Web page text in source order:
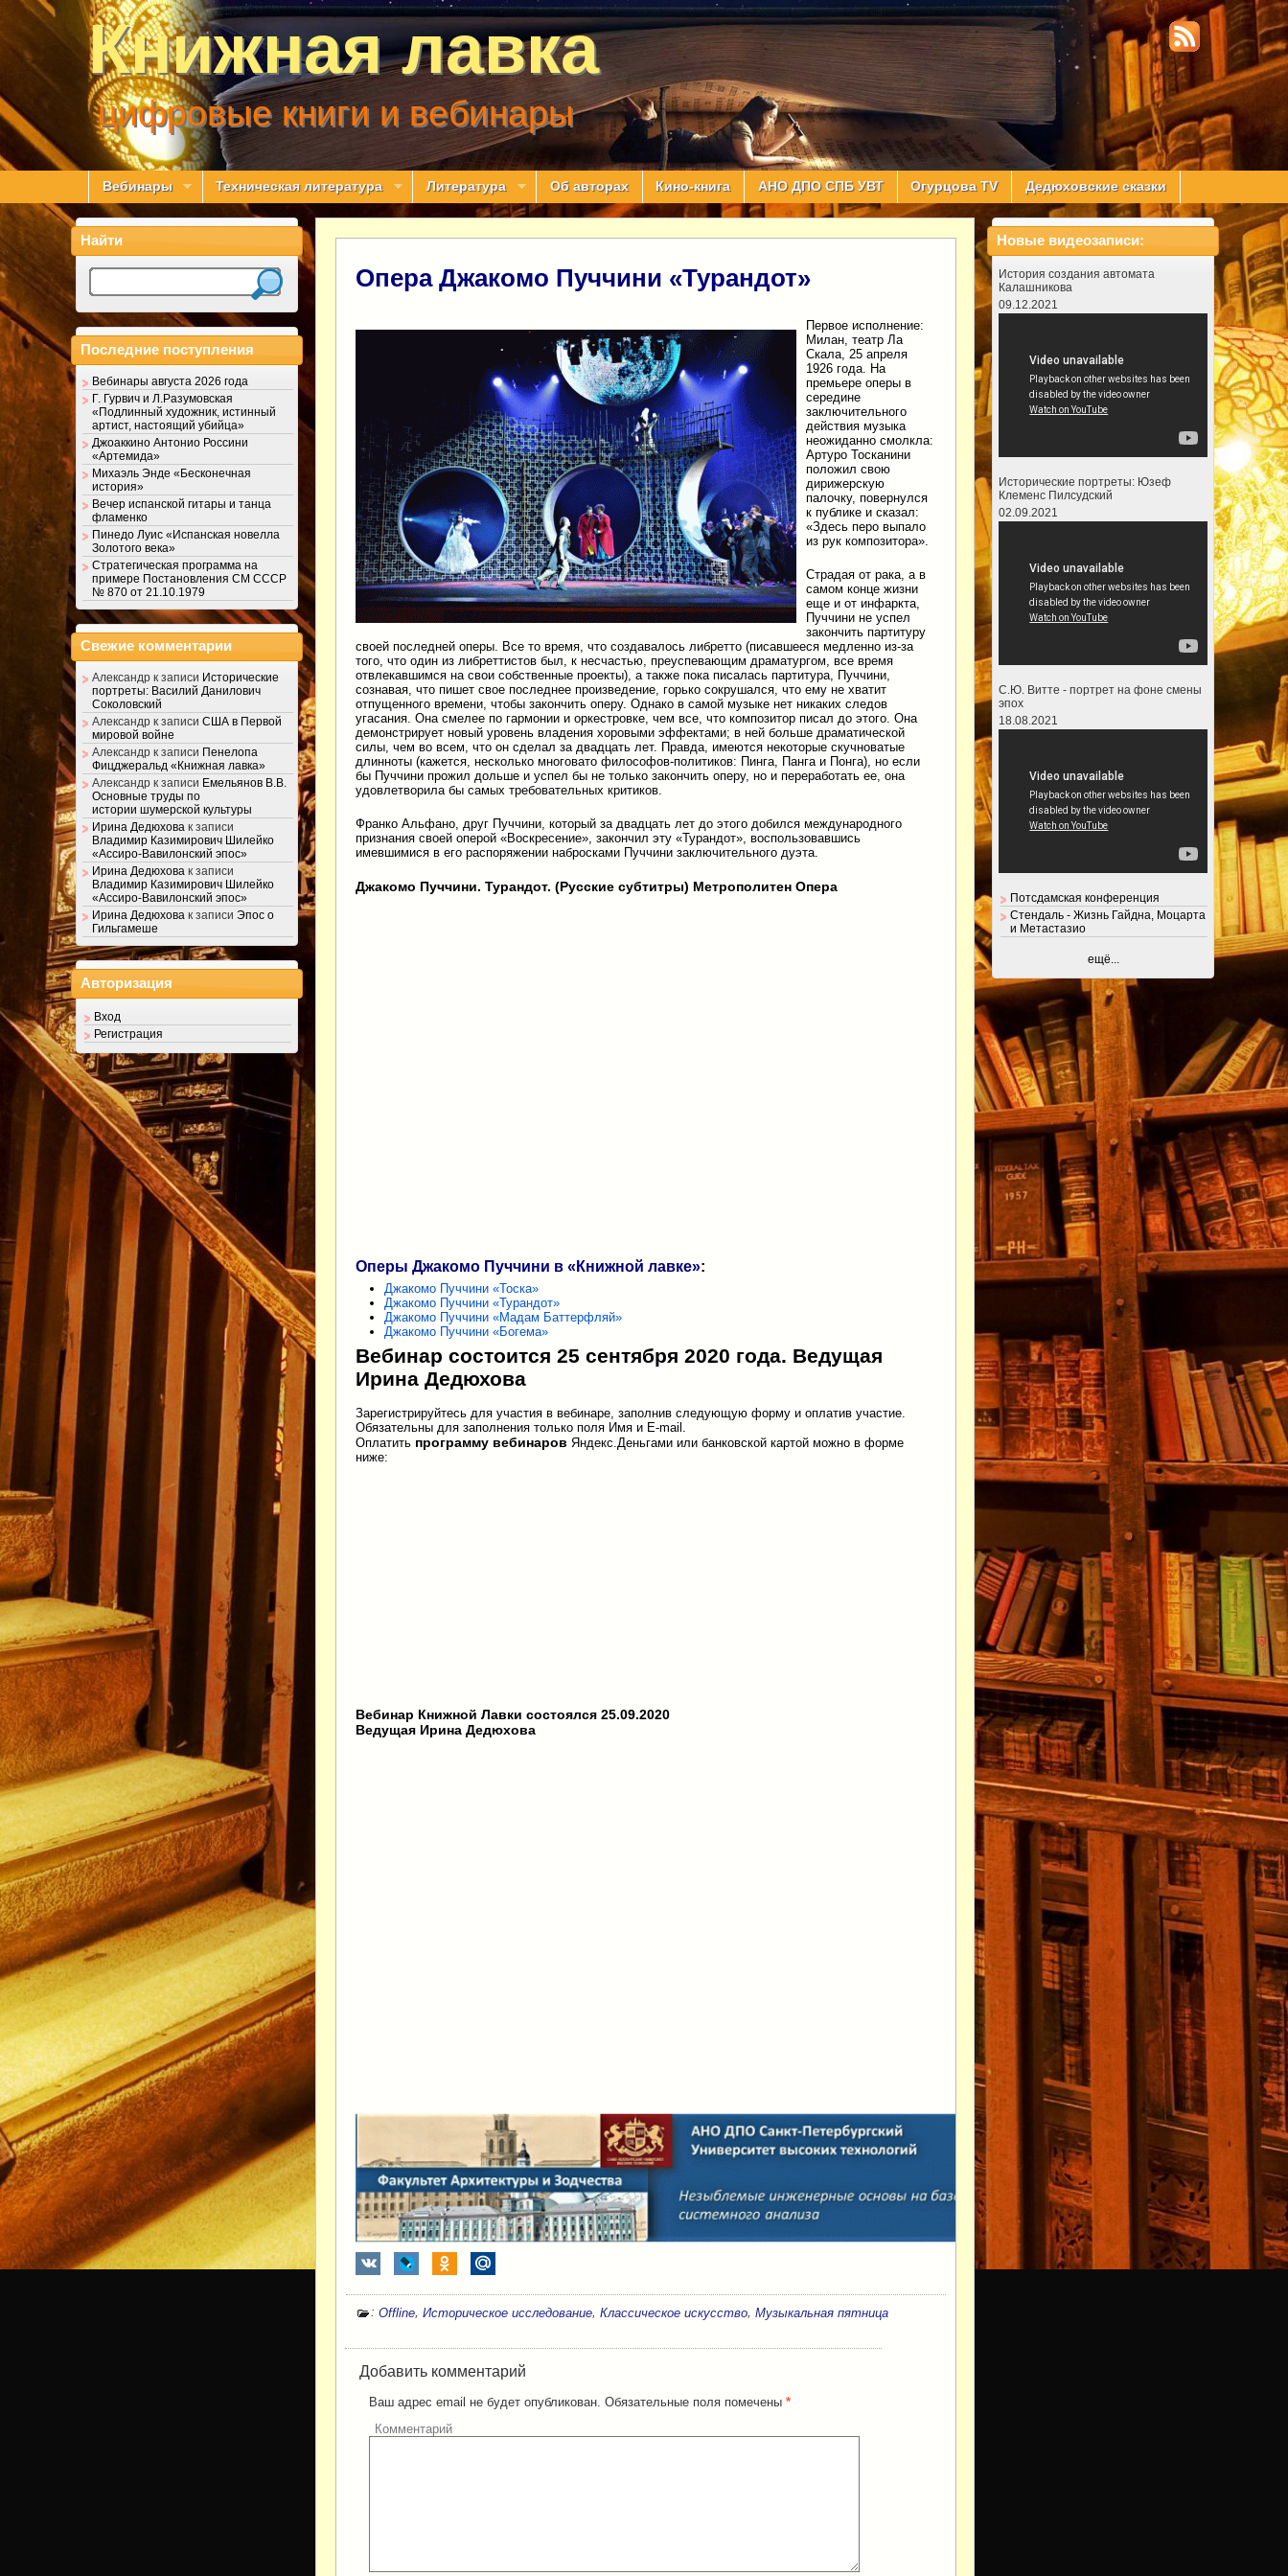
Книжная лавка
цифровые книги и вебинары
Вебинары Техническая литература Литература Об авторах Кино-книга АНО ДПО СПБ УВТ Огурцова TV Дедюховские сказки
Опера Джакомо Пуччини «Турандот»
Первое исполнение:
Милан, театр Ла
Скала, 25 апреля
1926 года. На
премьере оперы в
середине
заключительного
действия музыка
неожиданно смолкла:
Артуро Тосканини
положил свою
дирижерскую
палочку, повернулся
к публике и сказал:
«Здесь перо выпало
из рук композитора».
Страдая от рака, а в
самом конце жизни
еще и от инфаркта,
Пуччини не успел
закончить партитуру
своей последней оперы. Все то время, что создавалось либретто (писавшееся медленно из-за
того, что один из либреттистов был, к несчастью, преуспевающим драматургом, все время
отвлекавшимся на свои собственные проекты), а также пока писалась партитура, Пуччини,
сознавая, что пишет свое последнее произведение, горько сокрушался, что ему не хватит
отпущенного времени, чтобы закончить оперу. Однако в самой музыке нет никаких следов
угасания. Она смелее по гармонии и оркестровке, чем все, что композитор писал до этого. Она
демонстрирует новый уровень владения хоровыми эффектами; в ней больше драматической
силы, чем во всем, что он сделал за двадцать лет. Правда, имеются некоторые скучноватые
длинноты (кажется, несколько многовато философов-политиков: Пинга, Панга и Понга), но если
бы Пуччини прожил дольше и успел бы не только закончить оперу, но и переработать ее, она
удовлетворила бы самых требовательных критиков.
Франко Альфано, друг Пуччини, который за двадцать лет до этого добился международного
признания своей оперой «Воскресение», закончил эту «Турандот», воспользовавшись
имевшимися в его распоряжении набросками Пуччини заключительного дуэта.
Джакомо Пуччини. Турандот. (Русские субтитры) Метрополитен Опера
Оперы Джакомо Пуччини в «Книжной лавке»:
Джакомо Пуччини «Тоска»
Джакомо Пуччини «Турандот»
Джакомо Пуччини «Мадам Баттерфляй»
Джакомо Пуччини «Богема»
Вебинар состоится 25 сентября 2020 года. Ведущая
Ирина Дедюхова
Зарегистрируйтесь для участия в вебинаре, заполнив следующую форму и оплатив участие.
Обязательны для заполнения только поля Имя и E-mail.
Оплатить программу вебинаров Яндекс.Деньгами или банковской картой можно в форме
ниже:
Вебинар Книжной Лавки состоялся 25.09.2020
Ведущая Ирина Дедюхова
: Offline, Историческое исследование, Классическое искусство, Музыкальная пятница
Добавить комментарий
Ваш адрес email не будет опубликован. Обязательные поля помечены *
Комментарий
Найти
Последние поступления
Вебинары августа 2026 года
Г. Гурвич и Л.Разумовская
«Подлинный художник, истинный
артист, настоящий убийца»
Джоаккино Антонио Россини
«Артемида»
Михаэль Энде «Бесконечная
история»
Вечер испанской гитары и танца
фламенко
Пинедо Луис «Испанская новелла
Золотого века»
Стратегическая программа на
примере Постановления СМ СССР
№ 870 от 21.10.1979
Свежие комментарии
Александр к записи Исторические
портреты: Василий Данилович
Соколовский
Александр к записи США в Первой
мировой войне
Александр к записи Пенелопа
Фицджеральд «Книжная лавка»
Александр к записи Емельянов В.В.
Основные труды по
истории шумерской культуры
Ирина Дедюхова к записи
Владимир Казимирович Шилейко
«Ассиро-Вавилонский эпос»
Ирина Дедюхова к записи
Владимир Казимирович Шилейко
«Ассиро-Вавилонский эпос»
Ирина Дедюхова к записи Эпос о
Гильгамеше
Авторизация
Вход
Регистрация
Новые видеозаписи:
История создания автомата
Калашникова
09.12.2021
Исторические портреты: Юзеф
Клеменс Пилсудский
02.09.2021
С.Ю. Витте - портрет на фоне смены
эпох
18.08.2021
Потсдамская конференция
Стендаль - Жизнь Гайдна, Моцарта
и Метастазио
ещё...